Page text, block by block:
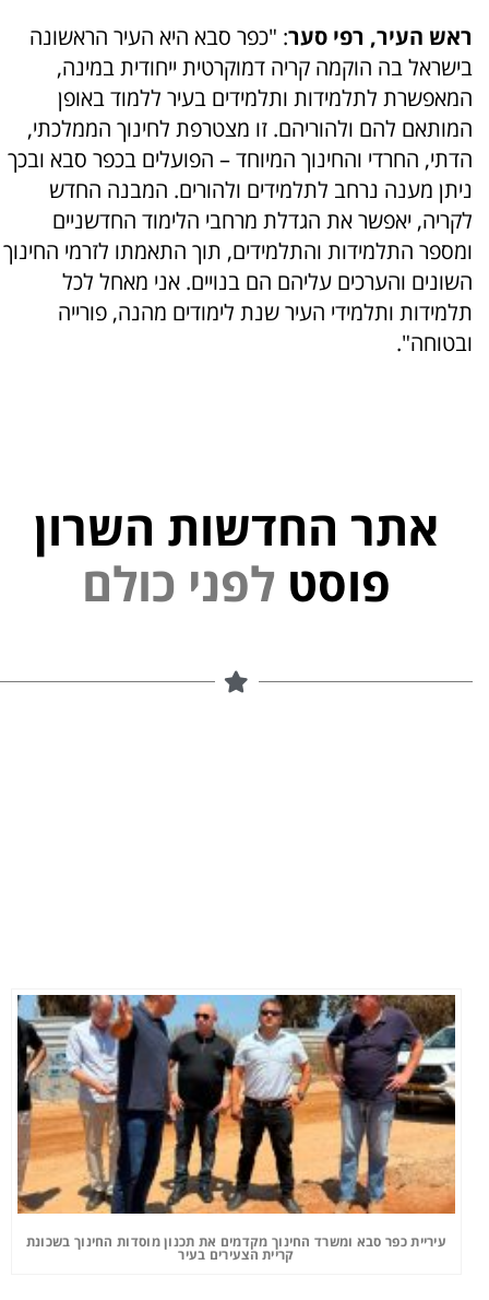
ראש העיר, רפי סער: "כפר סבא היא העיר הראשונה
בישראל בה הוקמה קריה דמוקרטית ייחודית במינה,
המאפשרת לתלמידות ותלמידים בעיר ללמוד באופן
המותאם להם ולהוריהם. זו מצטרפת לחינוך הממלכתי,
הדתי, החרדי והחינוך המיוחד – הפועלים בכפר סבא ובכך
ניתן מענה נרחב לתלמידים ולהורים. המבנה החדש
לקריה, יאפשר את הגדלת מרחבי הלימוד החדשניים
ומספר התלמידות והתלמידים, תוך התאמתו לזרמי החינוך
השונים והערכים עליהם הם בנויים. אני מאחל לכל
תלמידות ותלמידי העיר שנת לימודים מהנה, פורייה
ובטוחה".
אתר החדשות השרון
פוסט
ם
עיריית כפר סבא ומשרד החינוך מקדמים את תכנון מוסדות החינוך בשכונת
קריית הצעירים בעיר